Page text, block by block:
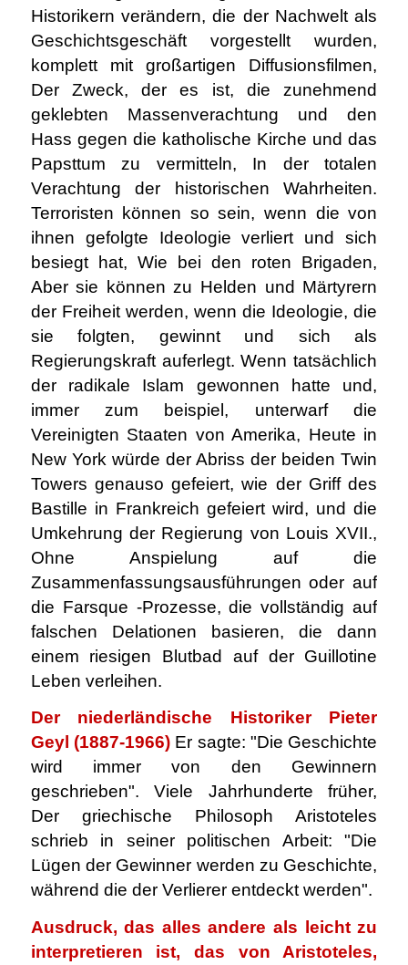
Historikern verändern, die der Nachwelt als
Geschichtsgeschäft vorgestellt wurden,
komplett mit großartigen Diffusionsfilmen,
Der Zweck, der es ist, die zunehmend
geklebten Massenverachtung und den
Hass gegen die katholische Kirche und das
Papsttum zu vermitteln, In der totalen
Verachtung der historischen Wahrheiten.
Terroristen können so sein, wenn die von
ihnen gefolgte Ideologie verliert und sich
besiegt hat, Wie bei den roten Brigaden,
Aber sie können zu Helden und Märtyrern
der Freiheit werden, wenn die Ideologie, die
sie folgten, gewinnt und sich als
Regierungskraft auferlegt. Wenn tatsächlich
der radikale Islam gewonnen hatte und,
immer zum beispiel, unterwarf die
Vereinigten Staaten von Amerika, Heute in
New York würde der Abriss der beiden Twin
Towers genauso gefeiert, wie der Griff des
Bastille in Frankreich gefeiert wird, und die
Umkehrung der Regierung von Louis XVII.,
Ohne Anspielung auf die
Zusammenfassungsausführungen oder auf
die Farsque -Prozesse, die vollständig auf
falschen Delationen basieren, die dann
einem riesigen Blutbad auf der Guillotine
Leben verleihen.
Der niederländische Historiker Pieter
Geyl (1887-1966) Er sagte: "Die Geschichte
wird immer von den Gewinnern
geschrieben". Viele Jahrhunderte früher,
Der griechische Philosoph Aristoteles
schrieb in seiner politischen Arbeit:"Die
Lügen der Gewinner werden zu Geschichte,
während die der Verlierer entdeckt werden".
Ausdruck, das alles andere als leicht zu
interpretieren ist, das von Aristoteles,